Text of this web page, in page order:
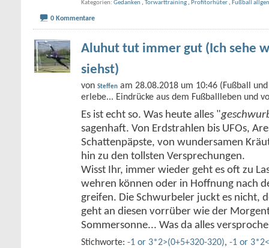
Kategorien Gedanken , Torwarttraining , Profitorhüter , Fußball
0 Kommentare
Aluhut tut immer gut (Ich sehe
siehst)
von Steffen am 28.08.2018 um 10:46 (Fußball
erlebe... Eindrücke aus dem Fußballleben und
Es ist echt so. Was heute alles "
sagenhaft. Von Erdstrahlen bis UFOs,
Schattenpäpste, von wundersamen
hin zu den tollsten Versprechungen.
Wisst Ihr, immer wieder geht es oft zu
wehren können oder in Hoffnung nach
greifen. Die Schwurbeler juckt es nicht,
geht an diesen vorrüber wie der
Sommersonne... Was da alles
Stichworte: -1 or 3*2>(0+5+320-320), -1 or